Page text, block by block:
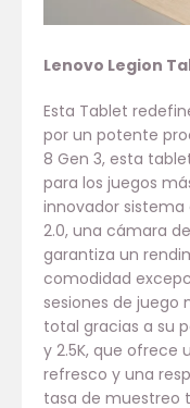
Lenovo Legion
Esta Tablet
por un potente
8 Gen 3, esta
para los juegos
innovador sistema
2.0, una cámara
garantiza un
comodidad
sesiones de juego
total gracias a su
y 2.5K, que ofrece
refresco y una
tasa de muestreo